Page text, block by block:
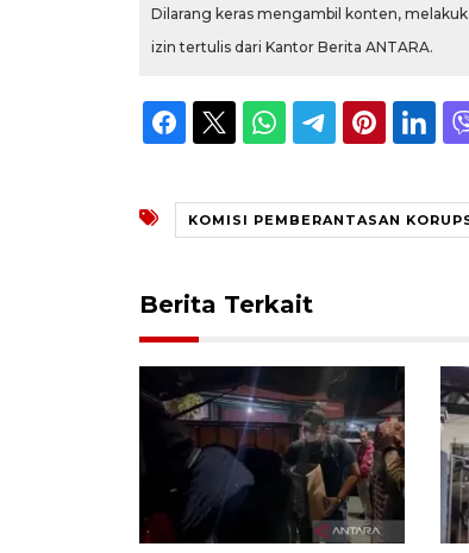
Dilarang keras mengambil konten,
izin tertulis dari Kantor Berita ANTARA.
KOMISI PEMBERANTASAN
Berita Terkait